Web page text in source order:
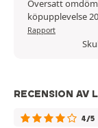
Översatt
köpupplevelse
Rapport
RECENSION AV
4/5